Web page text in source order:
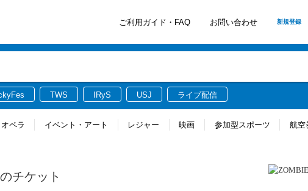
ご利用ガイド・FAQ お問い合わせ 新規登録
TWS IRyS USJ ライブ配信
ペラ イベント・アート レジャー 映画 参加型スポーツ 航空
のチケット